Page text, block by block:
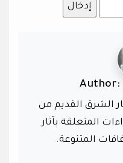
Author:
الشرق القديم من
المتعلقة بآثار
المتنوعة.